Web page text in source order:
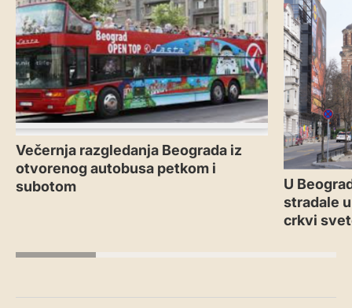
Večernja razgledanja Beograda iz
otvorenog autobusa petkom i
subotom
U
stradale
crkvi